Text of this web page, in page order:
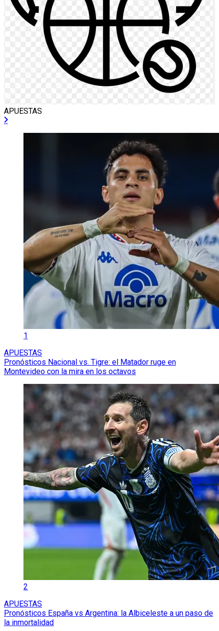
APUESTAS
1
APUESTAS
Pronósticos Nacional vs. Tigre: el Matador ruge en
Montevideo con la mira en los octavos
2
APUESTAS
Pronósticos España vs Argentina: la Albiceleste a un paso de
la inmortalidad